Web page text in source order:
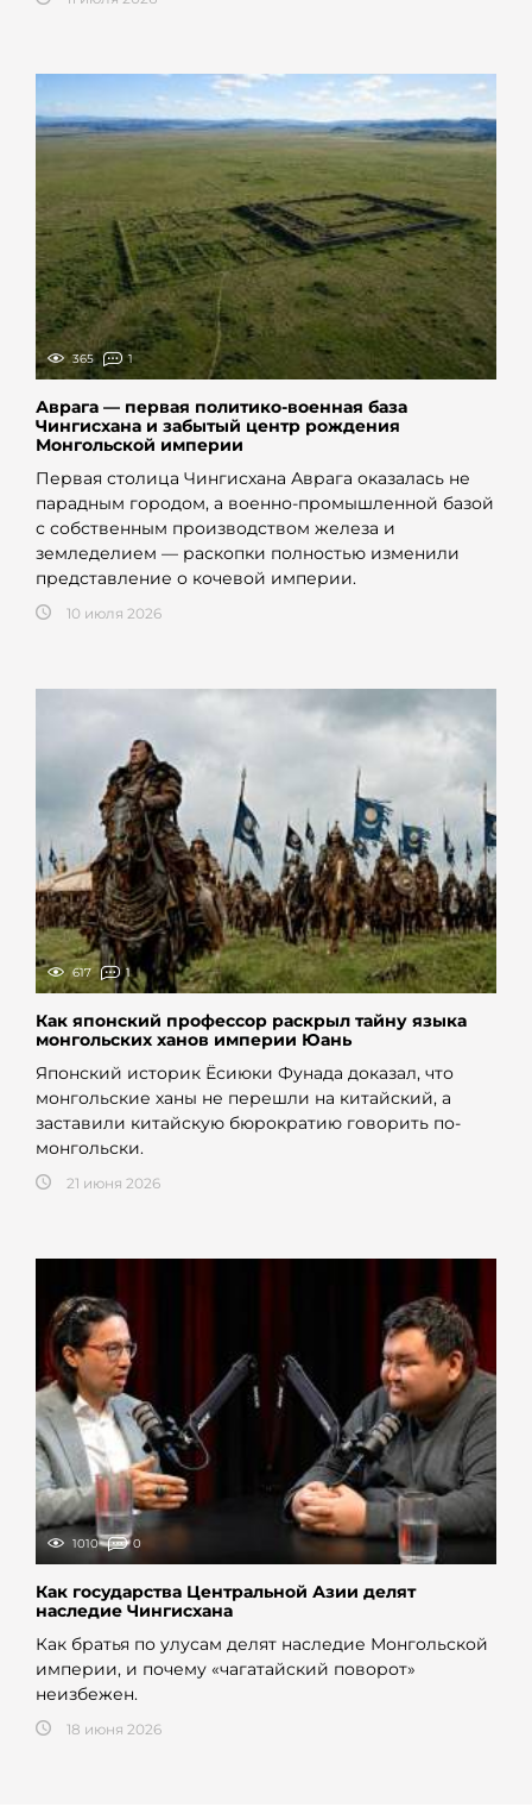
365 1
Аврага — первая политико-военная база
Чингисхана и забытый центр рождения
Монгольской империи
Первая столица Чингисхана Аврага оказалась не
парадным городом, а военно-промышленной базой
с собственным производством железа и
земледелием — раскопки полностью изменили
представление о кочевой империи.
10 июля 2026
617 1
Как японский профессор раскрыл тайну языка
монгольских ханов империи Юань
Японский историк Ёсиюки Фунада доказал, что
монгольские ханы не перешли на китайский, а
заставили китайскую бюрократию говорить по-
монгольски.
21 июня 2026
1010 0
Как государства Центральной Азии делят
наследие Чингисхана
Как братья по улусам делят наследие Монгольской
империи, и почему «чагатайский поворот»
неизбежен.
18 июня 2026